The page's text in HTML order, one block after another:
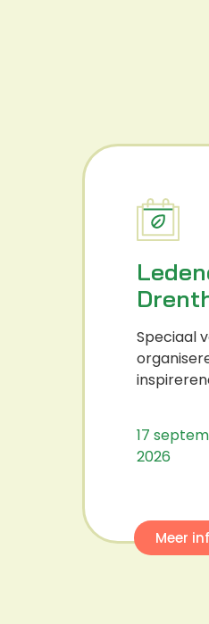
Speciaal
17
2026
Meer